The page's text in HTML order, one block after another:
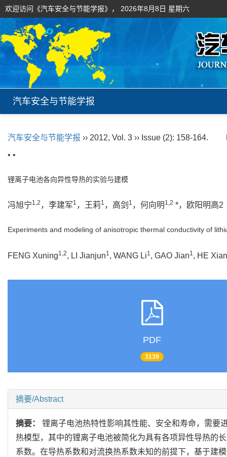
欢迎访问《汽车安全与节能学报》， 2026年8月8日 星期六
汽车安全与节能学报
汽车安全与节能学报 ›› 2012, Vol. 3 ›› Issue (2): 158-164.
• •
锂离子电池各向异性导热的实验与建模
冯旭宁1,2 ，李建军1 ，王莉1 ，高剑 1 ，何向明 1,2 *，欧阳明
Experiments and modeling of anisotropic thermal conductivity of
FENG Xuning1,2, LI Jianjun1 , WANG Li1 , GAO Jian1 , HE
PDF
3139
摘要/Abstract
摘要： 锂离子电池热特性影响其性能、安全和寿命，需要
热模型，其中的锂离子电池被简化为具有各项异性导热的
系数。在导热系数和对流换热系数未知的前提下，基于建